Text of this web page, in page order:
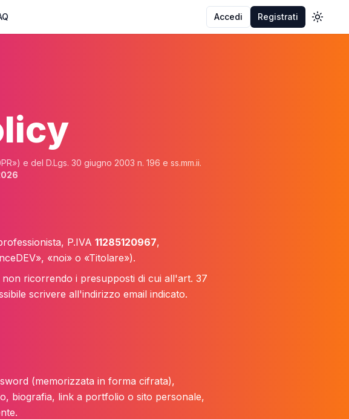
Accedi Registrati Toggle
e del D.Lgs. 30 giugno 2003 n. 196 e ss.mm.ii.
P.IVA 11285120967,
«noi» o «Titolare»).
ricorrendo i presupposti di cui all'art. 37
scrivere all'indirizzo email indicato.
(memorizzata in forma cifrata),
biografia, link a portfolio o sito personale,